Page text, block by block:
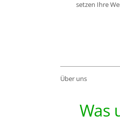
setzen Ihre
Über uns
Was